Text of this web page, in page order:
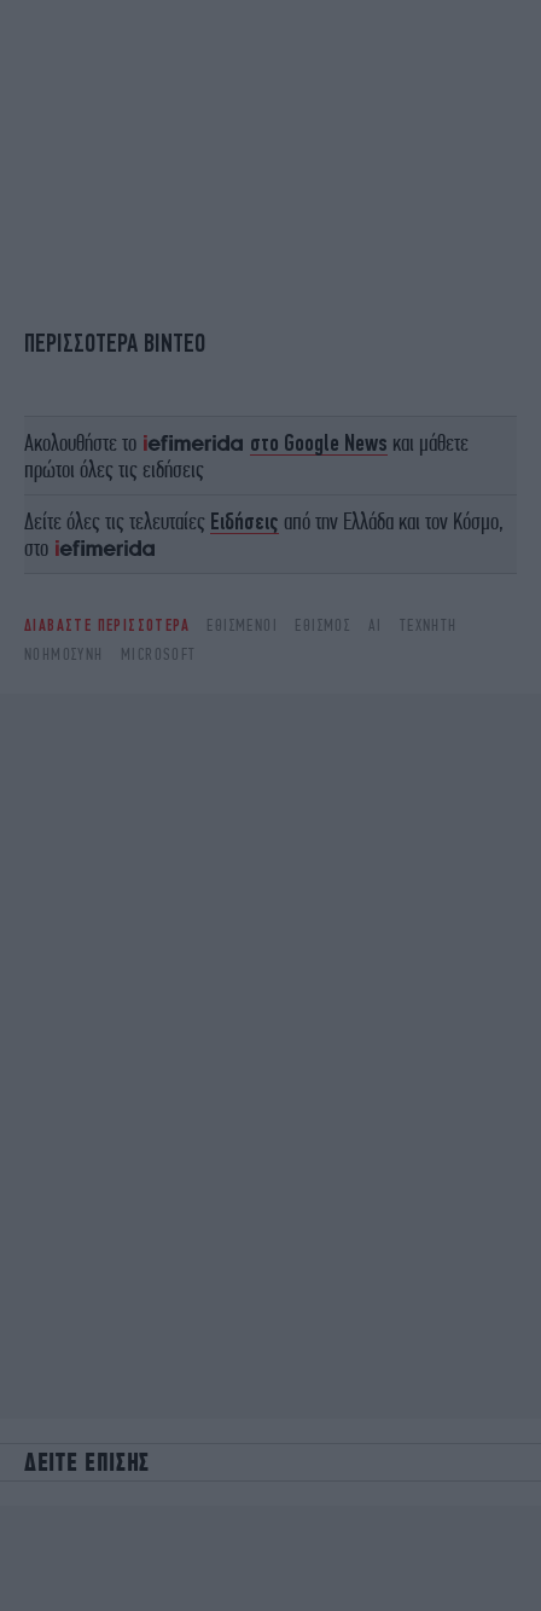
ΠΕΡΙΣΣΟΤΕΡΑ ΒΙΝΤΕΟ
Ακολουθήστε το στο Google News και μάθετε
πρώτοι όλες τις ειδήσεις
Δείτε όλες τις τελευταίες Ειδήσεις από την Ελλάδα και τον Κόσμο,
στο
ΔΙΑΒΑΣΤΕ ΠΕΡΙΣΣΟΤΕΡΑ ΕΘΙΣΜΈΝΟΙ ΕΘΙΣΜΌΣ ΑΙ
ΤΕΧΝΗΤΉ
ΝΟΗΜΟΣΎΝΗ
MICROSOFT
ΔΕΙΤΕ ΕΠΙΣΗΣ